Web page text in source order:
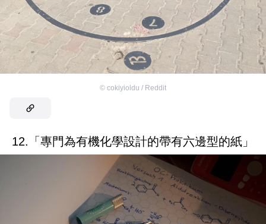
© cokiyioldu / Reddit
12.「專門為有機化學設計的帶有六邊型的紙」